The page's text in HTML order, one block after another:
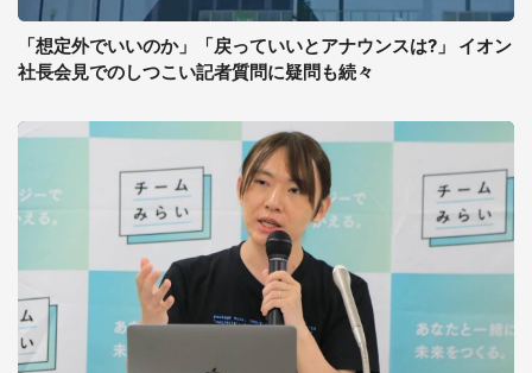
「想定外でいいのか」「戻っていいとアナウンスは?」 イオン
社長会見でのしつこい記者質問に疑問も続々